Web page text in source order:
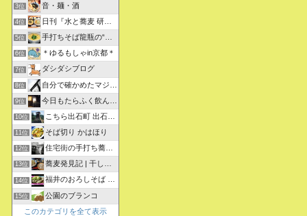
3位 音・麺・酒
4位 日刊『水と蕎麦 研究図鑑』
5位 手打ちそば龍瓶の“いつも心に太陽を”
6位 ＊ゆるもしゃin京都＊
7位 ダシダシブログ
8位 自分で確かめたマジな近現代史・グルメな蕎麦・キレイなお花さん
9位 今日もたらふく飲んで食べた -湖月四代目嫁日記-
10位 こちら出石町 出石そばの「田中屋食品製造部」
11位 そば切り かはほり
12位 住宅街の手打ち蕎麦屋三代目ブログ
13位 蕎麦発見記 | 干しそばをメインにしたそばブログ
14位 福井のおろしそば 無責任１００選
15位
公園のブランコ
このカテゴリを全て表示